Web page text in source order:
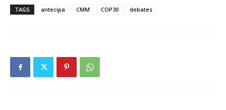
TAGS antecipa CMM COP30 debates